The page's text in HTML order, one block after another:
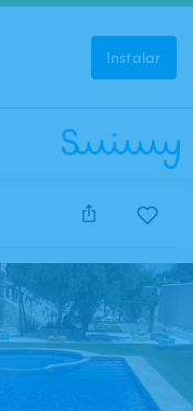
Instalar
se puede reservar.